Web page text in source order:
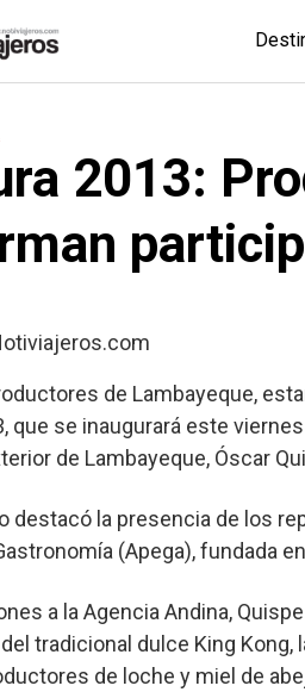
2013:
de Lambayeque,
que se inaugurará este
de Lambayeque, Óscar
destacó la presencia de los
(Apega), fundada
a la Agencia Andina,
tradicional dulce King Kong,
de loche y miel de